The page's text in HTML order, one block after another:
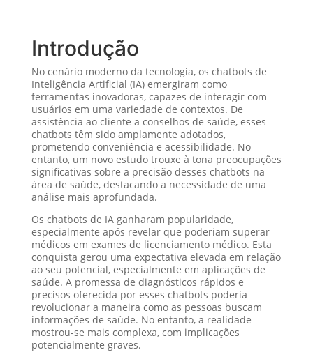
Introdução
No cenário moderno da tecnologia, os chatbots de
Inteligência Artificial (IA) emergiram como
ferramentas inovadoras, capazes de interagir com
usuários em uma variedade de contextos. De
assistência ao cliente a conselhos de saúde, esses
chatbots têm sido amplamente adotados,
prometendo conveniência e acessibilidade. No
entanto, um novo estudo trouxe à tona preocupações
significativas sobre a precisão desses chatbots na
área de saúde, destacando a necessidade de uma
análise mais aprofundada.
Os chatbots de IA ganharam popularidade,
especialmente após revelar que poderiam superar
médicos em exames de licenciamento médico. Esta
conquista gerou uma expectativa elevada em relação
ao seu potencial, especialmente em aplicações de
saúde. A promessa de diagnósticos rápidos e
precisos oferecida por esses chatbots poderia
revolucionar a maneira como as pessoas buscam
informações de saúde. No entanto, a realidade
mostrou-se mais complexa, com implicações
potencialmente graves.